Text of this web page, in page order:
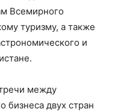
Всемирного
туризму, а также
и
между
бизнеса двух стран